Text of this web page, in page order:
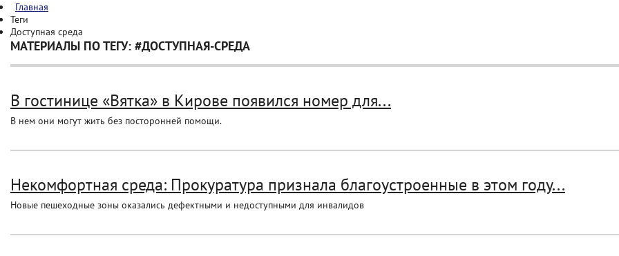
Главная
Теги
Доступная среда
МАТЕРИАЛЫ ПО ТЕГУ: #ДОСТУПНАЯ-СРЕДА
В гостинице «Вятка» в Кирове появился номер для...
В нем они могут жить без посторонней помощи.
Некомфортная среда: Прокуратура признала благоустроенные в этом году...
Новые пешеходные зоны оказались дефектными и недоступными для инвалидов